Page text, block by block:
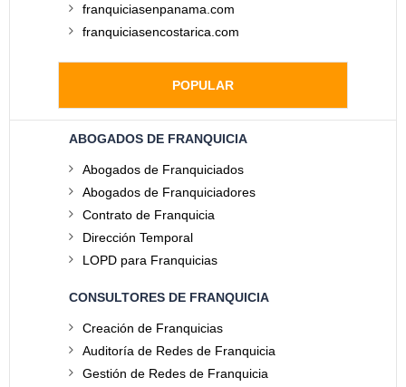
franquiciasenpanama.com
franquiciasencostarica.com
POPULAR
ABOGADOS DE FRANQUICIA
Abogados de Franquiciados
Abogados de Franquiciadores
Contrato de Franquicia
Dirección Temporal
LOPD para Franquicias
CONSULTORES DE FRANQUICIA
Creación de Franquicias
Auditoría de Redes de Franquicia
Gestión de Redes de Franquicia